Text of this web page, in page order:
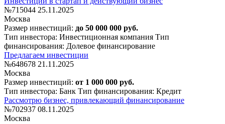
№715044 25.11.2025
Москва
Размер инвестиций: до 50 000 000 руб.
Тип инвестора: Инвестиционная компания Тип
финансирования: Долевое финансирование
Предлагаем инвестиции
№648678 21.11.2025
Москва
Размер инвестиций: от 1 000 000 руб.
Тип инвестора: Банк Тип финансирования: Кредит
Рассмотрю бизнес, привлекающий финансирование
№702937 08.11.2025
Москва